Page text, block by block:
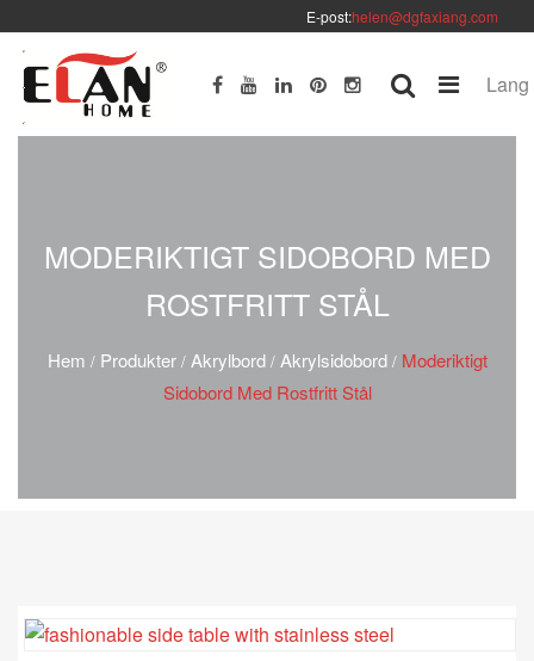
E-post:helen@dgfaxiang.com
Lang
MODERIKTIGT SIDOBORD MED
ROSTFRITT STÅL
Hem / Produkter/ Akrylbord/ Akrylsidobord/ Moderiktigt
Sidobord Med Rostfritt Stål